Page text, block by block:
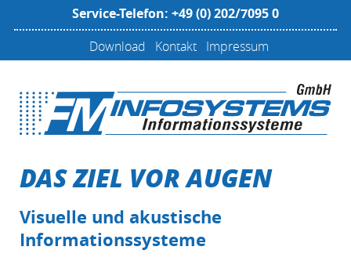
Service-Telefon: +49 (0) 202/7095 0
Download
Kontakt Impressum
DAS ZIEL VOR AUGEN
Visuelle und akustische
Informationssysteme